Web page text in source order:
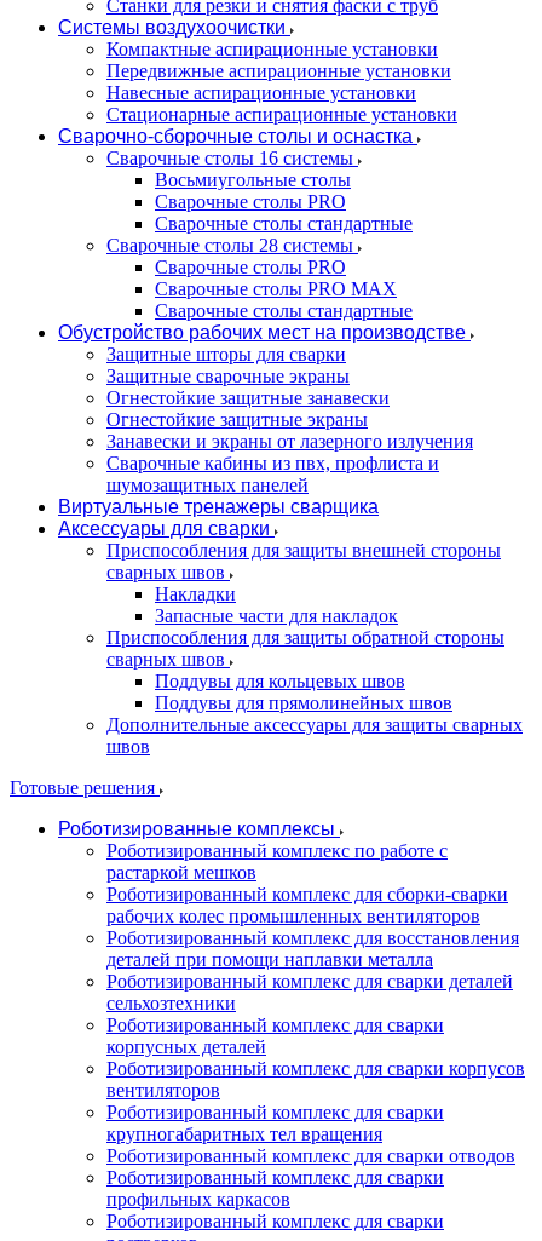
Станки для резки и снятия фаски с труб
Системы воздухоочистки
Компактные аспирационные установки
Передвижные аспирационные установки
Навесные аспирационные установки
Стационарные аспирационные установки
Сварочно-сборочные столы и оснастка
Сварочные столы 16 системы
Восьмиугольные столы
Сварочные столы PRO
Сварочные столы стандартные
Сварочные столы 28 системы
Сварочные столы PRO
Сварочные столы PRO MAX
Сварочные столы стандартные
Обустройство рабочих мест на производстве
Защитные шторы для сварки
Защитные сварочные экраны
Огнестойкие защитные занавески
Огнестойкие защитные экраны
Занавески и экраны от лазерного излучения
Сварочные кабины из пвх, профлиста и
шумозащитных панелей
Виртуальные тренажеры сварщика
Аксессуары для сварки
Приспособления для защиты внешней стороны
сварных швов
Накладки
Запасные части для накладок
Приспособления для защиты обратной стороны
сварных швов
Поддувы для кольцевых швов
Поддувы для прямолинейных швов
Дополнительные аксессуары для защиты сварных
швов
Готовые решения
Роботизированные комплексы
Роботизированный комплекс по работе с
растаркой мешков
Роботизированный комплекс для сборки-сварки
рабочих колес промышленных вентиляторов
Роботизированный комплекс для восстановления
деталей при помощи наплавки металла
Роботизированный комплекс для сварки деталей
сельхозтехники
Роботизированный комплекс для сварки
корпусных деталей
Роботизированный комплекс для сварки корпусов
вентиляторов
Роботизированный комплекс для сварки
крупногабаритных тел вращения
Роботизированный комплекс для сварки отводов
Роботизированный комплекс для сварки
профильных каркасов
Роботизированный комплекс для сварки